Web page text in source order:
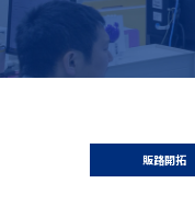
販路開拓